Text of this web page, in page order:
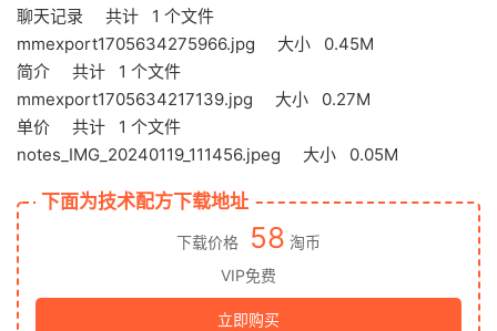
聊天记录 共计 1 个文件
mmexport1705634275966.jpg 大小 0.45M
简介 共计 1 个文件
mmexport1705634217139.jpg 大小 0.27M
单价 共计 1 个文件
notes_IMG_20240119_111456.jpeg 大小 0.05M
下面为技术配方下载地址
下载价格 58 淘币
VIP免费
立即购买